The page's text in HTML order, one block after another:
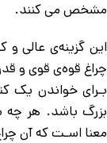
مشخص می کنند.
این گزینه‌ی عالی و
بزرگ باشد. هر چه
معنا اسـت که آن